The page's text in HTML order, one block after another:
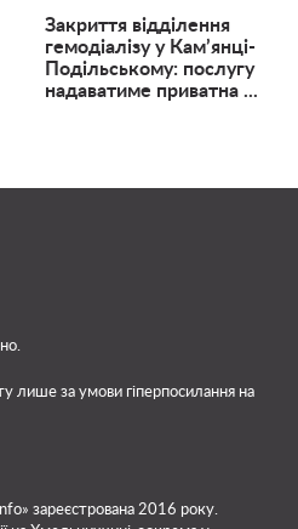
Закриття відділення
гемодіалізу у Кам’янці-
Подільському: послугу
надаватиме приватна ...
лише за умови гіперпосилання на
зареєстрована 2016 року.